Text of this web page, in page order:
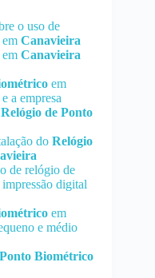
o uso de
em Canavieira
em Canavieira
em
a empresa
Relógio de Ponto
do Relógio
de relógio de
digital
em
e médio
Biométrico